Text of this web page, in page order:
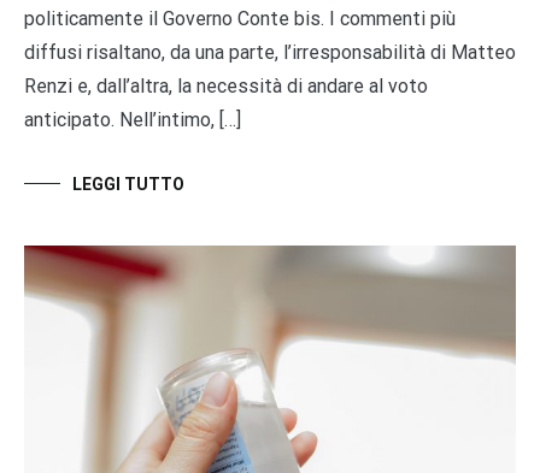
politicamente il Governo Conte bis. I commenti più
diffusi risaltano, da una parte, l’irresponsabilità di Matteo
Renzi e, dall’altra, la necessità di andare al voto
anticipato. Nell’intimo, […]
LEGGI TUTTO